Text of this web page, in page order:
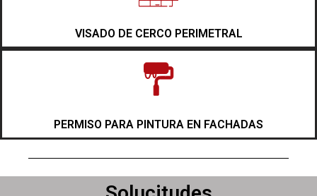
VISADO DE CERCO PERIMETRAL
PERMISO PARA PINTURA EN FACHADAS